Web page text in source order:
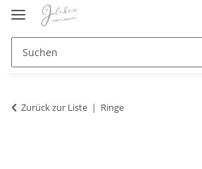
Zurück zur Liste Ringe